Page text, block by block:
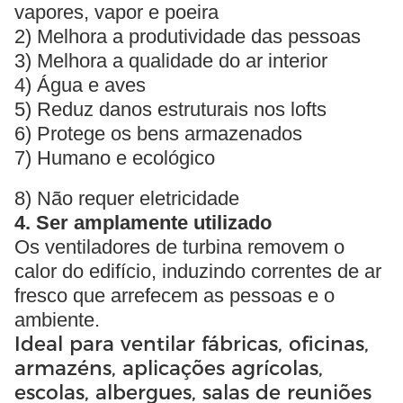
vapores, vapor e poeira
2) Melhora a produtividade das pessoas
3) Melhora a qualidade do ar interior
4) Água e aves
5) Reduz danos estruturais nos lofts
6) Protege os bens armazenados
7) Humano e ecológico
8) Não requer eletricidade
4. Ser amplamente utilizado
Os ventiladores de turbina removem o
calor do edifício, induzindo correntes de ar
fresco que arrefecem as pessoas e o
ambiente.
Ideal para ventilar fábricas, oficinas,
armazéns, aplicações agrícolas,
escolas, albergues, salas de reuniões